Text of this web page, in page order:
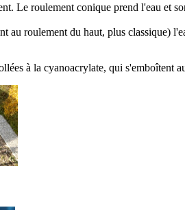
Le roulement conique prend l'eau et
au roulement du haut, plus classique)
à la cyanoacrylate, qui s'emboîtent